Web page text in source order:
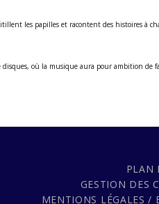
les papilles et racontent des histoires à
où la musique aura pour ambition de
PLAN
GESTION DES
MENTIONS LÉGALES /